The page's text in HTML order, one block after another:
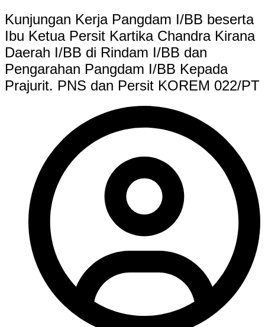
Kunjungan Kerja Pangdam I/BB beserta
Ibu Ketua Persit Kartika Chandra Kirana
Daerah I/BB di Rindam I/BB dan
Pengarahan Pangdam I/BB Kepada
Prajurit. PNS dan Persit KOREM 022/PT